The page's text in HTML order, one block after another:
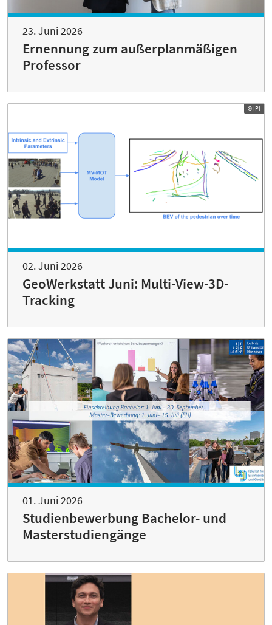
23. Juni 2026
Ernennung zum außerplanmäßigen
Professor
© IPI
02. Juni 2026
GeoWerkstatt Juni: Multi-View-3D-
Tracking
01. Juni 2026
Studienbewerbung Bachelor- und
Masterstudiengänge